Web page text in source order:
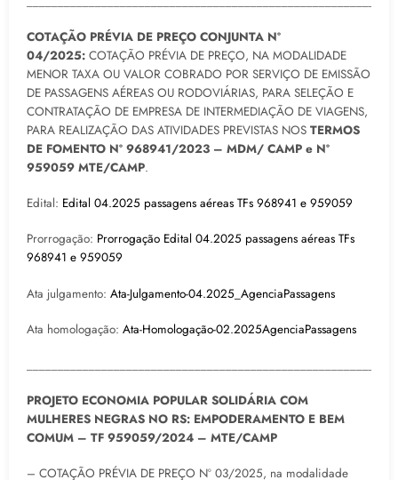
COTAÇÃO PRÉVIA DE PREÇO CONJUNTA Nº
04/2025: COTAÇÃO PRÉVIA DE PREÇO, NA MODALIDADE
MENOR TAXA OU VALOR COBRADO POR SERVIÇO DE EMISSÃO
DE PASSAGENS AÉREAS OU RODOVIÁRIAS, PARA SELEÇÃO E
CONTRATAÇÃO DE EMPRESA DE INTERMEDIAÇÃO DE VIAGENS,
PARA REALIZAÇÃO DAS ATIVIDADES PREVISTAS NOS TERMOS
DE FOMENTO Nº 968941/2023 – MDM/ CAMP e Nº
959059 MTE/CAMP.
Edital: Edital 04.2025 passagens aéreas TFs 968941 e 959059
Prorrogação: Prorrogação Edital 04.2025 passagens aéreas TFs
968941 e 959059
Ata julgamento: Ata-Julgamento-04.2025_AgenciaPassagens
Ata homologação: Ata-Homologação-02.2025AgenciaPassagens
PROJETO ECONOMIA POPULAR SOLIDÁRIA COM
MULHERES NEGRAS NO RS: EMPODERAMENTO E BEM
COMUM – TF 959059/2024 – MTE/CAMP
– COTAÇÃO PRÉVIA DE PREÇO Nº 03/2025, na modalidade